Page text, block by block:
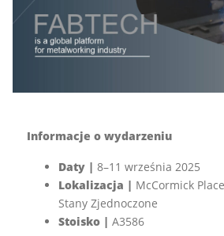
Informacje o wydarzeniu
Daty | 8–11 września 2025
Lokalizacja | McCormick
Stany Zjednoczone
Stoisko | A3586